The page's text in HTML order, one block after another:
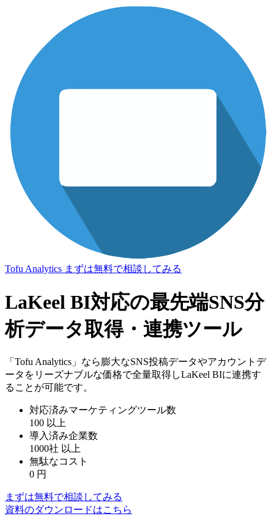
Tofu Analytics まずは無料で相談してみる
LaKeel BI対応の最先端SNS分
析データ取得・連携ツール
「Tofu Analytics」なら膨大なSNS投稿データやアカウントデ
ータをリーズナブルな価格で全量取得しLaKeel BIに連携す
ることが可能です。
対応済みマーケティングツール数
100 以上
導入済み企業数
1000社 以上
無駄なコスト
0 円
まずは無料で相談してみる
資料のダウンロードはこちら